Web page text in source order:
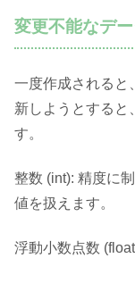
変更不能なデ
一度作成されると
新しようとすると
す。
整数 (int): 精度に
値を扱えます。
浮動小数点数